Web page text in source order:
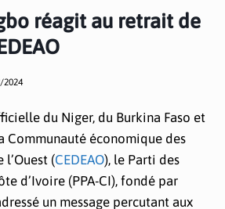
réagit au retrait de
2024
du Niger, du Burkina Faso et
Communauté économique des
l’Ouest (CEDEAO), le Parti des
d’Ivoire (PPA-CI), fondé par
un message percutant aux